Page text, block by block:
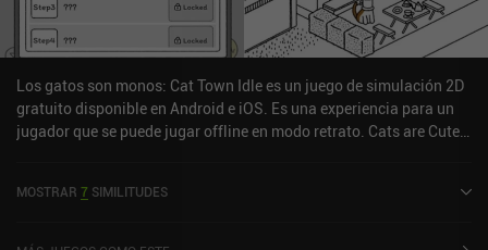
Los gatos son monos: Cat Town Idle es un juego de simulación 2D
gratuito disponible en Android e iOS. Es una experiencia para un
jugador que se puede jugar offline en modo retrato. Cats are Cute:
Store de iOS.
MOSTRAR 7 SIMILITUDES